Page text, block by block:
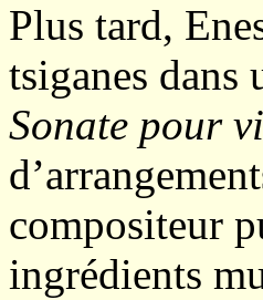
Plus tard,
tsiganes dans
Sonate pour
compositeur
ingrédients